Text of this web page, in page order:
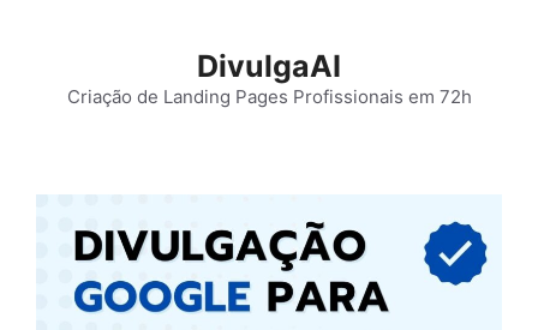
conteúdo
DivulgaAI
Criação de Landing Pages Profissionais em 72h